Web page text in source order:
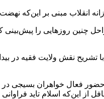
انقلاب مبنی بر این‌که
راحل چنین روزهایی را
نقش ولایت فقیه در
فعال خواهران بسیجی در
از این‌که اسلام تاید